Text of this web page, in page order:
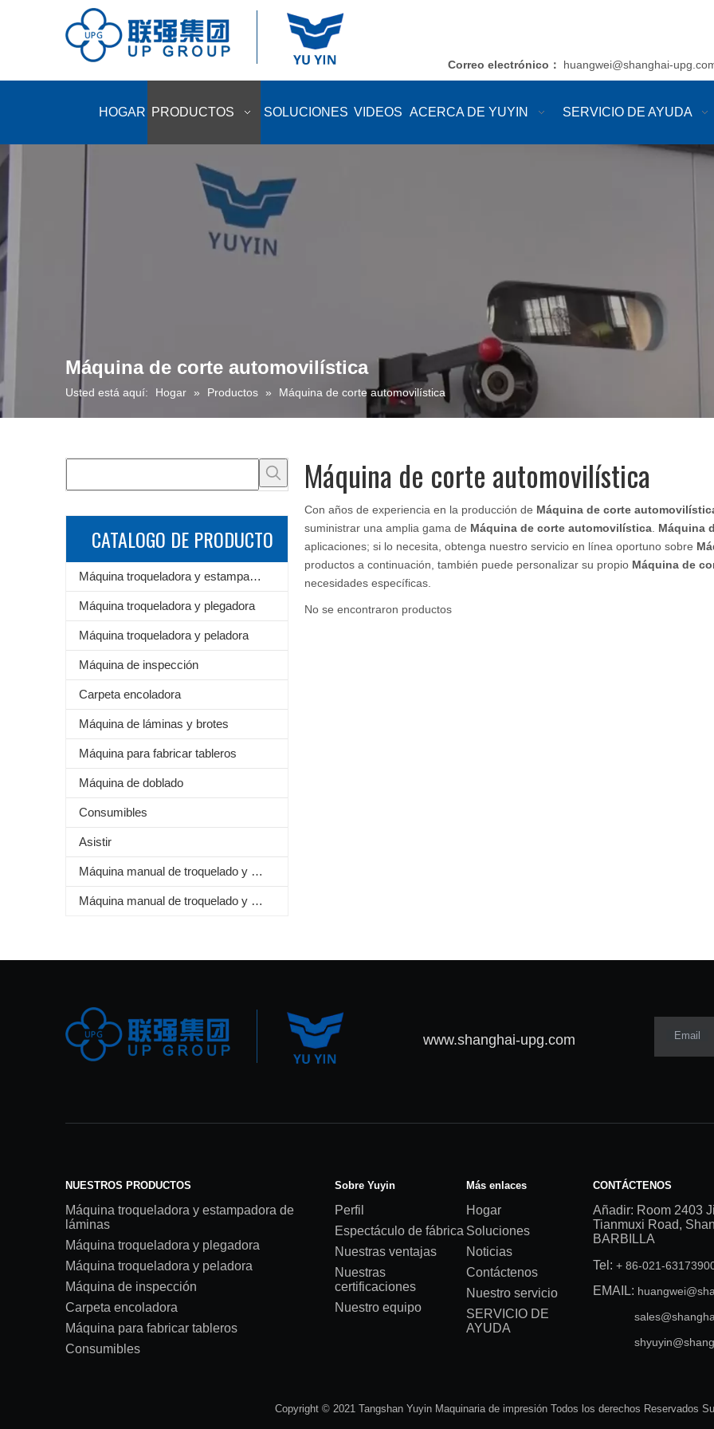
Correo electrónico ： huangwei@shanghai-
HOGAR PRODUCTOS SOLUCIONES VIDEOS ACERCA DE YUYIN SERVICIO DE AYUDA
Máquina de corte automovilística
Usted está aquí: Hogar » Productos » Máquina de corte automovilística
CATALOGO DE PRODUCTO
Máquina troqueladora y estampadora de láminas
Máquina troqueladora y plegadora
Máquina troqueladora y peladora
Máquina de inspección
Carpeta encoladora
Máquina de láminas y brotes
Máquina para fabricar tableros
Máquina de doblado
Consumibles
Asistir
Máquina manual de troquelado y estampado de láminas
Máquina manual de troquelado y plegado
Máquina de corte automovilística
Con años de experiencia en la producción de Máquina de corte
suministrar una amplia gama de Máquina de corte automovilística Máquina
aplicaciones; si lo necesita, obtenga nuestro servicio en línea oportuno sobre
productos a continuación, también puede personalizar su propio Máquina de
necesidades específicas.
No se encontraron productos
www.shanghai-upg.com Email
NUESTROS PRODUCTOS
Máquina troqueladora y estampadora de
láminas
Máquina troqueladora y plegadora
Máquina troqueladora y peladora
Máquina de inspección
Carpeta encoladora
Máquina para fabricar tableros
Consumibles
Sobre Yuyin
Perfil
Espectáculo de fábrica
Nuestras ventajas
Nuestras
certificaciones
Nuestro equipo
Más enlaces
Hogar
Soluciones
Noticias
Contáctenos
Nuestro servicio
SERVICIO DE
AYUDA
CONTÁCTENOS
Añadir: Room 2403
Tianmuxi Road,
BARBILLA
Tel: + 86-021-
EMAIL:
Copyright © 2021 Tangshan Yuyin Maquinaria de impresión Todos los derechos Reservados